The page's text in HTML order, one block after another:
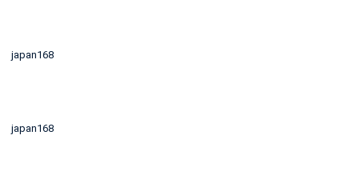
japan168
japan168